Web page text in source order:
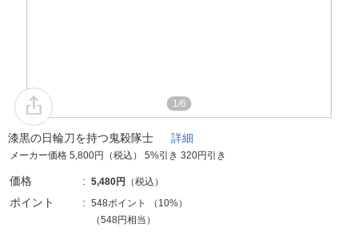
1/6
漆黒の日輪刀を持つ鬼殺隊士 詳細
メーカー価格 5,800円（税込） 5%引き 320円引き
価格 5,480円 （税込）
ポイント 548ポイント （ 10%）
（548円相当）